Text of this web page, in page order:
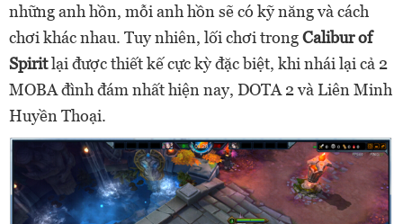
những anh hồn, mỗi anh hồn sẽ có kỹ năng và cách
chơi khác nhau. Tuy nhiên, lối chơi trongCalibur of
Spiritlại được thiết kế cực kỳ đặc biệt, khi nhái lại cả 2
MOBA đình đám nhất hiện nay, DOTA 2 và Liên Minh
Huyền Thoại.